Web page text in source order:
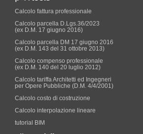
Calcolo fattura professionale
Calcolo parcella D.Lgs.36/2023
(ex D.M. 17 giugno 2016)
Calcolo parcella DM 17 giugno 2016
(ex D.M. 143 del 31 ottobre 2013)
Calcolo compenso professionale
(ex D.M. 140 del 20 luglio 2012)
Calcolo tariffa Architetti ed Ingegneri
per Opere Pubbliche (D.M. 4/4/2001)
Calcolo costo di costruzione
Calcolo interpolazione lineare
tutorial BIM